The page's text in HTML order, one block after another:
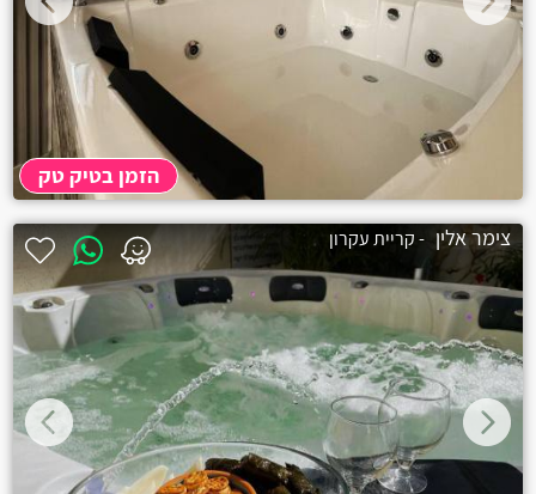
הזמן בטיק טק
צימר אלין - קריית עקרון